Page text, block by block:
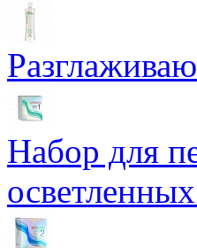
Набор для